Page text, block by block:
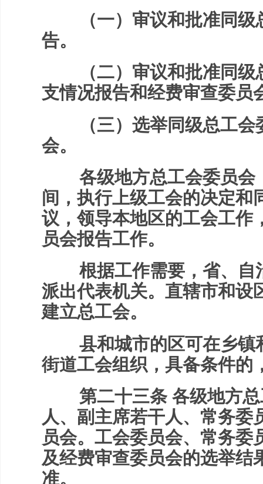
（一）审议和批准同级
告。
（二）审议和批准同级
支情况报告和经费审查委员
（三）选举同级总工会
会。
各级地方总工会委员会
间，执行上级工会的决定和
议，领导本地区的工会工作
员会报告工作。
根据工作需要，省、自
派出代表机关。直辖市和设
建立总工会。
县和城市的区可在乡镇
街道工会组织，具备条件的
第二十三条 各级地方总
人、副主席若干人、常务委
员会。工会委员会、常务委
及经费审查委员会的选举结
准。